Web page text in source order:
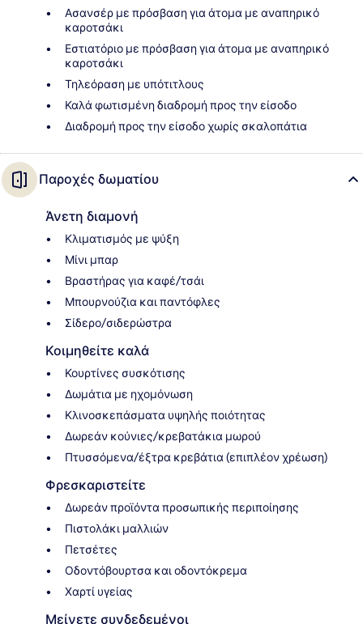
Ασανσέρ με πρόσβαση για άτομα με αναπηρικό
καροτσάκι
Εστιατόριο με πρόσβαση για άτομα με αναπηρικό
καροτσάκι
Τηλεόραση με υπότιτλους
Καλά φωτισμένη διαδρομή προς την είσοδο
Διαδρομή προς την είσοδο χωρίς σκαλοπάτια
Παροχές δωματίου
Άνετη διαμονή
Κλιματισμός με ψύξη
Μίνι μπαρ
Βραστήρας για καφέ/τσάι
Μπουρνούζια και παντόφλες
Σίδερο/σιδερώστρα
Κοιμηθείτε καλά
Κουρτίνες συσκότισης
Δωμάτια με ηχομόνωση
Κλινοσκεπάσματα υψηλής ποιότητας
Δωρεάν κούνιες/κρεβατάκια μωρού
Πτυσσόμενα/έξτρα κρεβάτια (επιπλέον χρέωση)
Φρεσκαριστείτε
Δωρεάν προϊόντα προσωπικής περιποίησης
Πιστολάκι μαλλιών
Πετσέτες
Οδοντόβουρτσα και οδοντόκρεμα
Χαρτί υγείας
Μείνετε συνδεδεμένοι